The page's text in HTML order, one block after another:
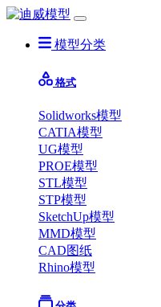
模型分类
格式
Solidworks模型
CATIA模型
UG模型
PROE模型
STL模型
STP模型
SketchUp模型
MMD模型
CAD图纸
Rhino模型